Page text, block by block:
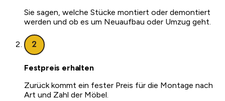
Sie sagen, welche Stücke montiert oder demontiert
werden und ob es um Neuaufbau oder Umzug geht.
2
Festpreis erhalten
Zurück kommt ein fester Preis für die Montage nach
Art und Zahl der Möbel.